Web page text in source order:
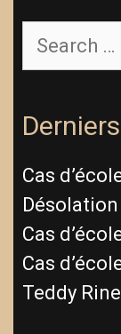
Cas
Désolation
Cas
Cas
Teddy